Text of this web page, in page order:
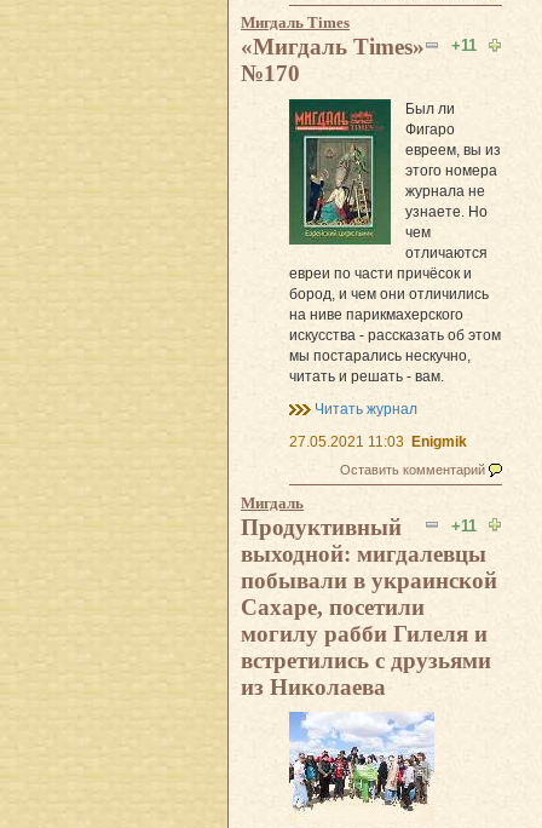
Мигдаль Times
+11
«Мигдаль Times»
№170
Был ли
Фигаро
евреем, вы из
этого номера
журнала не
узнаете. Но
чем
отличаются
евреи по части причёсок и
бород, и чем они отличились
на ниве парикмахерского
искусства - рассказать об этом
мы постарались нескучно,
читать и решать - вам.
Читать журнал
27.05.2021 11:03 Enigmik
Оставить комментарий
Мигдаль
+11
Продуктивный
выходной: мигдалевцы
побывали в украинской
Сахаре, посетили
могилу рабби Гилеля и
встретились с друзьями
из Николаева